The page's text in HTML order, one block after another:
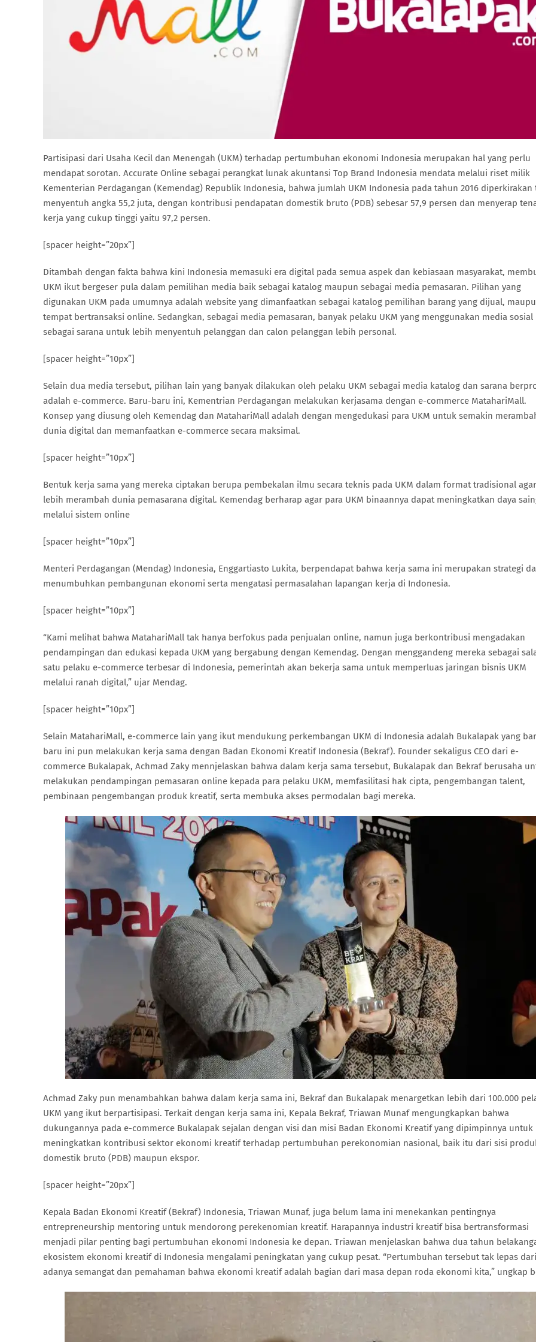
Partisipasi dari Usaha Kecil dan Menengah (UKM) terhadap pertumbuhan ekonomi Indonesia merupakan hal yang perlu
mendapat sorotan. Accurate Online sebagai perangkat lunak akuntansi Top Brand Indonesia mendata melalui riset milik
Kementerian Perdagangan (Kemendag) Republik Indonesia, bahwa jumlah UKM Indonesia pada tahun 2016 diperkirakan
menyentuh angka 55,2 juta, dengan kontribusi pendapatan domestik bruto (PDB) sebesar 57,9 persen dan menyerap
kerja yang cukup tinggi yaitu 97,2 persen.
[spacer height=”20px”]
Ditambah dengan fakta bahwa kini Indonesia memasuki era digital pada semua aspek dan kebiasaan masyarakat,
UKM ikut bergeser pula dalam pemilihan media baik sebagai katalog maupun sebagai media pemasaran. Pilihan yang
digunakan UKM pada umumnya adalah website yang dimanfaatkan sebagai katalog pemilihan barang yang dijual,
tempat bertransaksi online. Sedangkan, sebagai media pemasaran, banyak pelaku UKM yang menggunakan media sosial
sebagai sarana untuk lebih menyentuh pelanggan dan calon pelanggan lebih personal.
[spacer height=”10px”]
Selain dua media tersebut, pilihan lain yang banyak dilakukan oleh pelaku UKM sebagai media katalog dan sarana
adalah e-commerce. Baru-baru ini, Kementrian Perdagangan melakukan kerjasama dengan e-commerce MatahariMall.
Konsep yang diusung oleh Kemendag dan MatahariMall adalah dengan mengedukasi para UKM untuk semakin
dunia digital dan memanfaatkan e-commerce secara maksimal.
[spacer height=”10px”]
Bentuk kerja sama yang mereka ciptakan berupa pembekalan ilmu secara teknis pada UKM dalam format tradisional agar
lebih merambah dunia pemasarana digital. Kemendag berharap agar para UKM binaannya dapat meningkatkan daya
melalui sistem online
[spacer height=”10px”]
Menteri Perdagangan (Mendag) Indonesia, Enggartiasto Lukita, berpendapat bahwa kerja sama ini merupakan strategi
menumbuhkan pembangunan ekonomi serta mengatasi permasalahan lapangan kerja di Indonesia.
[spacer height=”10px”]
“Kami melihat bahwa MatahariMall tak hanya berfokus pada penjualan online, namun juga berkontribusi mengadakan
pendampingan dan edukasi kepada UKM yang bergabung dengan Kemendag. Dengan menggandeng mereka sebagai
satu pelaku e-commerce terbesar di Indonesia, pemerintah akan bekerja sama untuk memperluas jaringan bisnis UKM
melalui ranah digital,” ujar Mendag.
[spacer height=”10px”]
Selain MatahariMall, e-commerce lain yang ikut mendukung perkembangan UKM di Indonesia adalah Bukalapak yang
baru ini pun melakukan kerja sama dengan Badan Ekonomi Kreatif Indonesia (Bekraf). Founder sekaligus CEO dari e-
commerce Bukalapak, Achmad Zaky mennjelaskan bahwa dalam kerja sama tersebut, Bukalapak dan Bekraf berusaha
melakukan pendampingan pemasaran online kepada para pelaku UKM, memfasilitasi hak cipta, pengembangan talent,
pembinaan pengembangan produk kreatif, serta membuka akses permodalan bagi mereka.
Achmad Zaky pun menambahkan bahwa dalam kerja sama ini, Bekraf dan Bukalapak menargetkan lebih dari 100.000
UKM yang ikut berpartisipasi. Terkait dengan kerja sama ini, Kepala Bekraf, Triawan Munaf mengungkapkan bahwa
dukungannya pada e-commerce Bukalapak sejalan dengan visi dan misi Badan Ekonomi Kreatif yang dipimpinnya untuk
meningkatkan kontribusi sektor ekonomi kreatif terhadap pertumbuhan perekonomian nasional, baik itu dari sisi
domestik bruto (PDB) maupun ekspor.
[spacer height=”20px”]
Kepala Badan Ekonomi Kreatif (Bekraf) Indonesia, Triawan Munaf, juga belum lama ini menekankan pentingnya
entrepreneurship mentoring untuk mendorong perekenomian kreatif. Harapannya industri kreatif bisa bertransformasi
menjadi pilar penting bagi pertumbuhan ekonomi Indonesia ke depan. Triawan menjelaskan bahwa dua tahun
ekosistem ekonomi kreatif di Indonesia mengalami peningkatan yang cukup pesat. “Pertumbuhan tersebut tak lepas dari
adanya semangat dan pemahaman bahwa ekonomi kreatif adalah bagian dari masa depan roda ekonomi kita,” ungkap